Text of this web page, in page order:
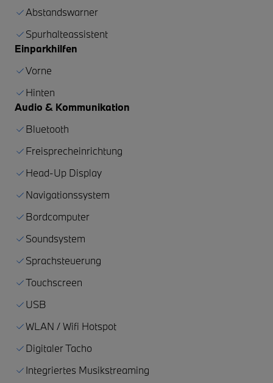
Abstandswarner
Spurhalteassistent
Einparkhilfen
Vorne
Hinten
Audio & Kommunikation
Bluetooth
Freisprecheinrichtung
Head-Up Display
Navigationssystem
Bordcomputer
Soundsystem
Sprachsteuerung
Touchscreen
USB
WLAN / Wifi Hotspot
Digitaler Tacho
Integriertes Musikstreaming